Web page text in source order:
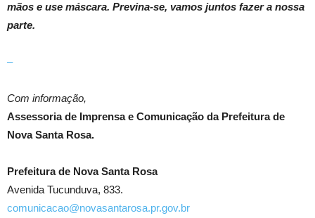
mãos e use máscara. Previna-se, vamos juntos fazer a nossa
parte.
–
Com informação,
Assessoria de Imprensa e Comunicação da Prefeitura de
Nova Santa Rosa.
Prefeitura de Nova Santa Rosa
Avenida Tucunduva, 833.
comunicacao@novasantarosa.pr.gov.br